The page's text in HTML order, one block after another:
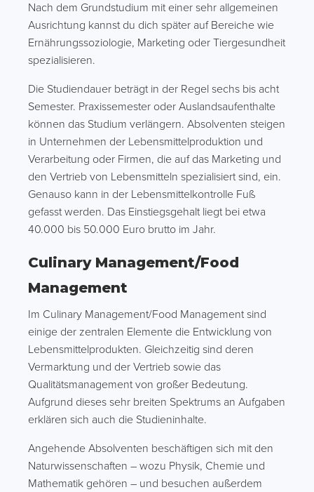
Nach dem Grundstudium mit einer sehr allgemeinen
Ausrichtung kannst du dich später auf Bereiche wie
Ernährungssoziologie, Marketing oder Tiergesundheit
spezialisieren.
Die Studiendauer beträgt in der Regel sechs bis acht
Semester. Praxissemester oder Auslandsaufenthalte
können das Studium verlängern. Absolventen steigen
in Unternehmen der Lebensmittelproduktion und
Verarbeitung oder Firmen, die auf das Marketing und
den Vertrieb von Lebensmitteln spezialisiert sind, ein.
Genauso kann in der Lebensmittelkontrolle Fuß
gefasst werden. Das Einstiegsgehalt liegt bei etwa
40.000 bis 50.000 Euro brutto im Jahr.
Culinary Management/Food
Management
Im Culinary Management/Food Management sind
einige der zentralen Elemente die Entwicklung von
Lebensmittelprodukten. Gleichzeitig sind deren
Vermarktung und der Vertrieb sowie das
Qualitätsmanagement von großer Bedeutung.
Aufgrund dieses sehr breiten Spektrums an Aufgaben
erklären sich auch die Studieninhalte.
Angehende Absolventen beschäftigen sich mit den
Naturwissenschaften – wozu Physik, Chemie und
Mathematik gehören – und besuchen außerdem